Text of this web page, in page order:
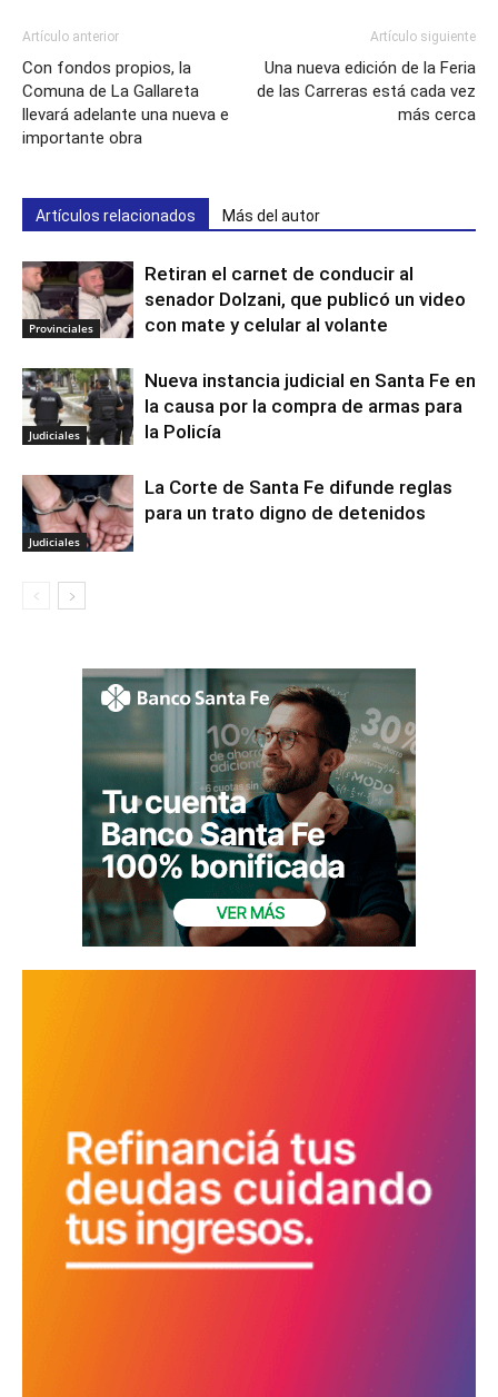
Artículo anterior
Con fondos propios, la
Comuna de La Gallareta
llevará adelante una nueva e
importante obra
Artículo siguiente
Una nueva edición de la Feria
de las Carreras está cada vez
más cerca
Artículos relacionados Más del autor
Provinciales
Retiran el carnet de conducir al
senador Dolzani, que publicó un video
con mate y celular al volante
Judiciales
Nueva instancia judicial en Santa Fe en
la causa por la compra de armas para
la Policía
Judiciales
La Corte de Santa Fe difunde reglas
para un trato digno de detenidos